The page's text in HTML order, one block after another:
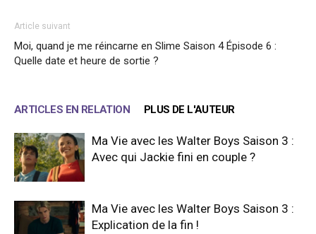
Article suivant
Moi, quand je me réincarne en Slime Saison 4 Épisode 6 :
Quelle date et heure de sortie ?
ARTICLES EN RELATION PLUS DE L'AUTEUR
Ma Vie avec les Walter Boys Saison 3 :
Avec qui Jackie fini en couple ?
Ma Vie avec les Walter Boys Saison 3 :
Explication de la fin !